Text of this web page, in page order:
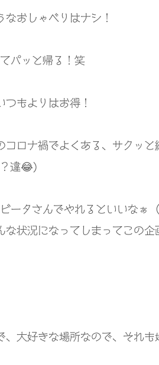
おしゃべりはナシ！
パッと帰る！笑
もよりはお得！
コロナ禍でよくある、サクッ
違😂)
ータさんでやれるといいなぁ
な状況になってしまってこの
、大好きな場所なので、それも